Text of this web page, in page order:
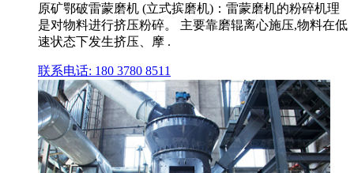
原矿鄂破雷蒙磨机 (立式摈磨机)：雷蒙磨机的粉碎机理
是对物料进行挤压粉碎。 主要靠磨辊离心施压,物料在低
速状态下发生挤压、摩 .
联系电话: 180 3780 8511